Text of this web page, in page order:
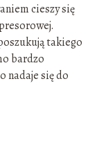
cieszy się
takiego
bardzo
nadaje się do